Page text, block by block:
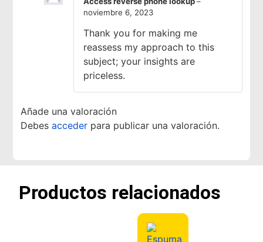
noviembre 6, 2023
Thank you for making me
reassess my approach to this
subject; your insights are
priceless.
Añade una valoración
Debesacceder para publicar una valoración.
Productos relacionados